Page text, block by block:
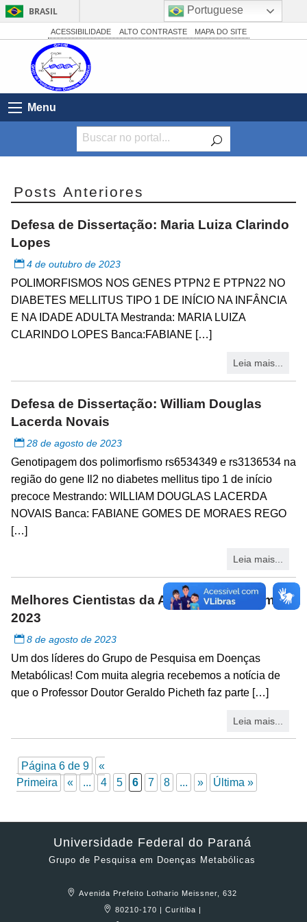
BRASIL
Simplifique!
Acesso à informação
Canais
ACESSIBILIDADE ALTO CONTRASTE MAPA DO SITE
Menu
Posts Anteriores
Defesa de Dissertação: Maria Luiza Clarindo
Lopes
4 de outubro de 2023
POLIMORFISMOS NOS GENES PTPN2 E PTPN22 NO
DIABETES MELLITUS TIPO 1 DE INÍCIO NA INFÂNCIA
E NA IDADE ADULTA Mestranda: MARIA LUIZA
CLARINDO LOPES Banca:FABIANE […]
Leia mais...
Defesa de Dissertação: William Douglas
Lacerda Novais
28 de agosto de 2023
Genotipagem dos polimorfismo rs6534349 e rs3136534 na
região do gene Il2 no diabetes mellitus tipo 1 de início
precoce Mestrando: WILLIAM DOUGLAS LACERDA
NOVAIS Banca: FABIANE GOMES DE MORAES REGO
[…]
Leia mais...
Melhores Cientistas da América Latina em
2023
8 de agosto de 2023
Um dos líderes do Grupo de Pesquisa em Doenças
Metabólicas! Com muita alegria recebemos a notícia de
que o Professor Doutor Geraldo Picheth faz parte […]
Leia mais...
Página 6 de 9
«
Primeira
« ... 4 5 6 7 8 ... » Última »
Universidade Federal do Paraná
Grupo de Pesquisa em Doenças Metabólicas
Avenida Prefeito Lothario Meissner, 632
80210-170 | Curitiba |
Portuguese